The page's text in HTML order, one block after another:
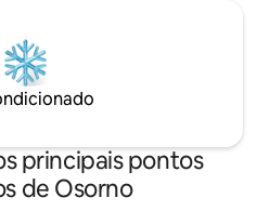
principais pontos
de Osorno